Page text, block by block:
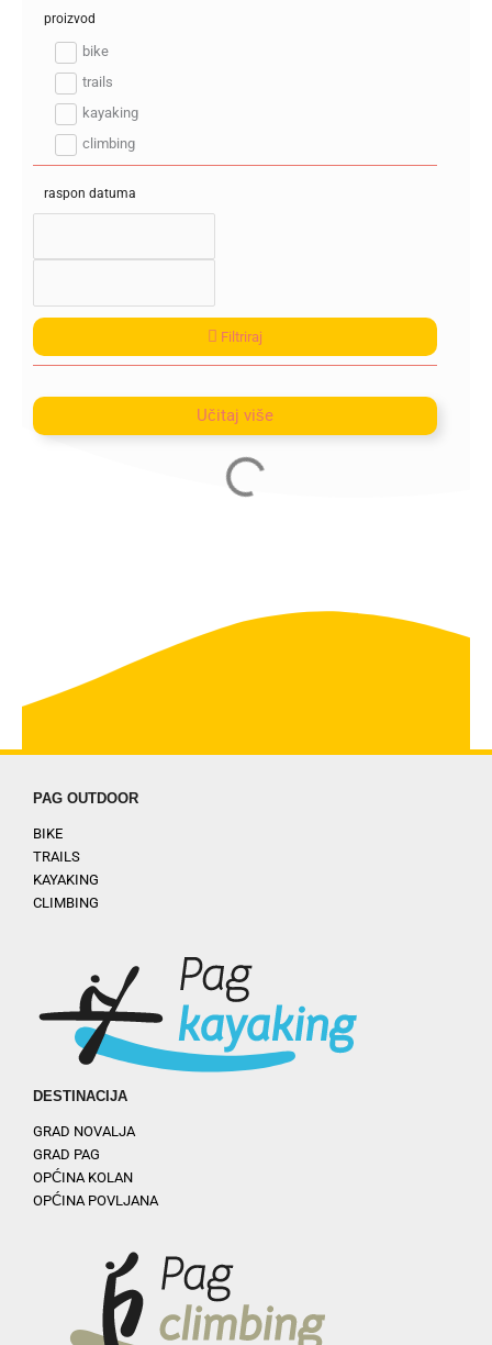
proizvod
bike
trails
kayaking
climbing
raspon datuma
Filtriraj
Učitaj više
PAG OUTDOOR
BIKE
TRAILS
KAYAKING
CLIMBING
DESTINACIJA
GRAD NOVALJA
GRAD PAG
OPĆINA KOLAN
OPĆINA POVLJANA